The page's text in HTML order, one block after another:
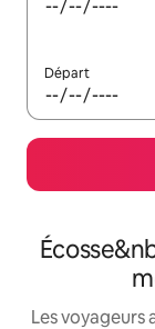
Départ
Les